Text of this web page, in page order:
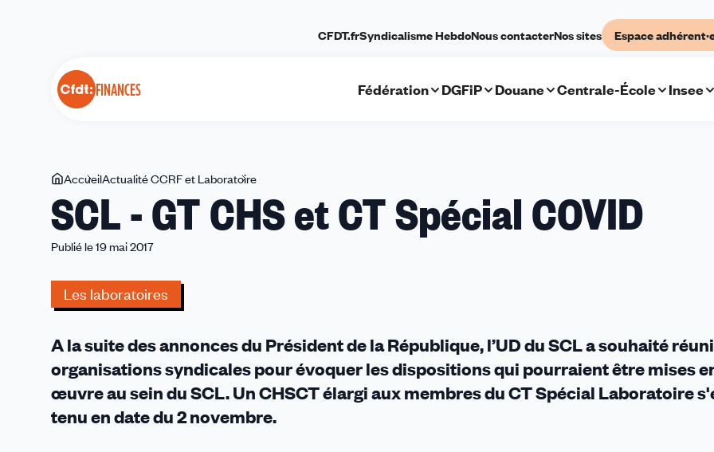
FINANCES
CFDT.frSyndicalisme HebdoNous contacterNos sites Espace
Fédération DGFiP Douane Centrale-École Insee
Vous
êtes
ici
AccueilActualité CCRF et Laboratoire
GT
SCL - GT CHS et CT Spécial COVID
Publié le 19 mai 2017
Les laboratoires
A la suite des annonces du Président de la République, l’UD du SCL a souhaité
organisations syndicales pour évoquer les dispositions qui pourraient être mises
œuvre au sein du SCL. Un CHSCT élargi aux membres du CT Spécial Laboratoire
tenu en date du 2 novembre.